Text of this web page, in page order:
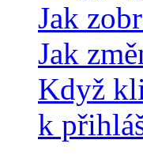
Jak
Jak
Když
k